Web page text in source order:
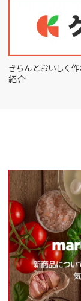
きちんとおいしく
紹介